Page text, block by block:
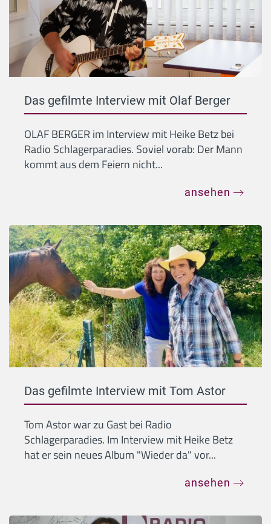
Das gefilmte Interview mit Olaf Berger
OLAF BERGER im Interview mit Heike Betz bei
Radio Schlagerparadies. Soviel vorab: Der Mann
kommt aus dem Feiern nicht...
ansehen
Das gefilmte Interview mit Tom Astor
Tom Astor war zu Gast bei Radio
Schlagerparadies. Im Interview mit Heike Betz
hat er sein neues Album "Wieder da" vor...
ansehen